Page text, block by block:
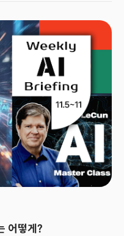
이버파이낸셜은 연간 결제액
사업자이지만, 낮은 수수료
에 불과한 반면, 두나무는
이익률이 무려 72%(2025년
. 또한 네이버와 두나무가
영업이익은 단숨에 3.5조 원
중 은행의 영업이익을 넘볼 수
번 거래를 통해 보유 현금을 단
다. 현금 유출 없이 신주를 발행해
조다. 두나무의 기업가치는
책정되었다. 기업가치 기준
수 차이를 반영한 주당 교환
2.54주)로 결정되었다. 거래
며, 기존 주요 주주들로부터
정교한 전략적 설계다.결합 이후
, 두나무가 이를 유통·거래·
어떻게?